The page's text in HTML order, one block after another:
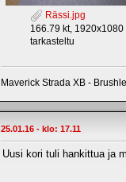
Rässi.jpg
166.79 kt, 1920x1080
tarkasteltu
Maverick Strada XB -
25.01.16 - klo: 17.11
Uusi kori tuli hankittua ja